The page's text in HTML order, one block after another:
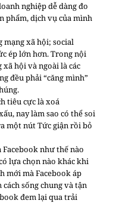
nghiệp dễ dàng đo
phẩm, dịch vụ của mình
mạng xã hội; social
ép lớn hơn. Trong nội
hội và ngoài là các
đều phải “căng mình”
tiêu cực là xoá
nay làm sao có thể soi
một nút Tức giận rồi bỏ
như thế nào
lựa chọn nào khác khi
mới mà Facebook áp
sống chung và tận
đem lại qua trải